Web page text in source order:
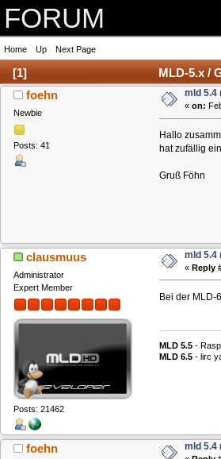
FORUM
Home Up Next Page
[1]
MLD-5.x /
foehn
Newbie
Posts: 41
mld 5.4
« on:
Hallo
hat zufällig
Gruß Föhn
clausmuus
Administrator
Expert Member
Posts: 21462
mld 5.4
« Reply
Bei der MLD-
MLD 5.5-
MLD 6.5- lirc
foehn mld 5.4